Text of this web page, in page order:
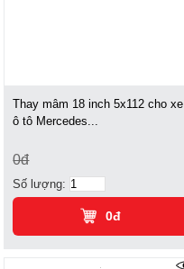
Thay mâm 18 inch 5x112 cho xe
ô tô Mercedes...
0đ
Số lượng:
0đ